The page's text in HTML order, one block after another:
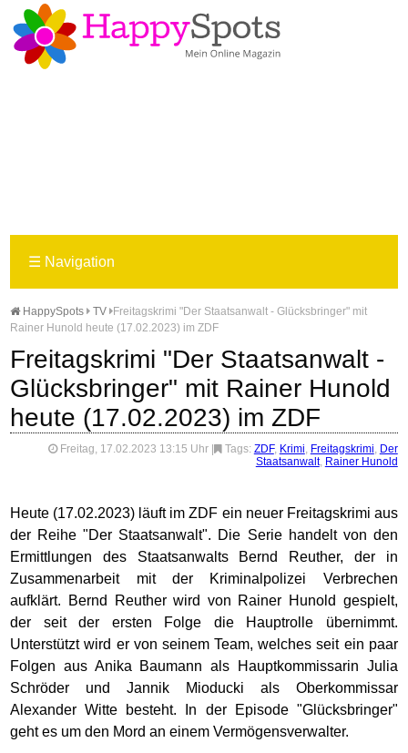
☰ Navigation
HappySpots TV
Freitagskrimi "Der Staatsanwalt - Glücksbringer" mit
Rainer Hunold heute (17.02.2023) im ZDF
Freitagskrimi "Der Staatsanwalt -
Glücksbringer" mit Rainer Hunold
heute (17.02.2023) im ZDF
Freitag, 17.02.2023 13:15 Uhr Tags: ZDF, Krimi, Freitagskrimi, Der
Staatsanwalt, Rainer Hunold
Heute (17.02.2023) läuft im ZDF ein neuer Freitagskrimi aus
der Reihe "Der Staatsanwalt". Die Serie handelt von den
Ermittlungen des Staatsanwalts Bernd Reuther, der in
Zusammenarbeit mit der Kriminalpolizei Verbrechen
aufklärt. Bernd Reuther wird von Rainer Hunold gespielt,
der seit der ersten Folge die Hauptrolle übernimmt.
Unterstützt wird er von seinem Team, welches seit ein paar
Folgen aus Anika Baumann als Hauptkommissarin Julia
Schröder und Jannik Mioducki als Oberkommissar
Alexander Witte besteht. In der Episode "Glücksbringer"
geht es um den Mord an einem Vermögensverwalter.